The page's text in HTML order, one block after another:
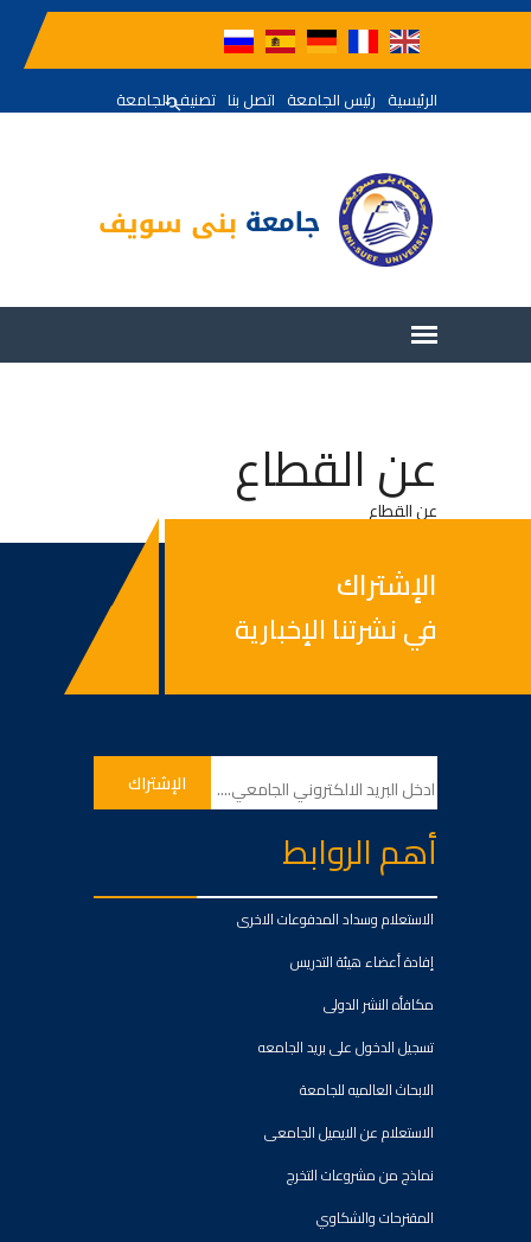
الرئيسية رئيس الجامعة اتصل بنا تصنيف الجامعة
عن القطاع
عن القطاع
الإشتراك
في نشرتنا الإخبارية
أهم الروابط
الاستعلام وسداد المدفوعات الاخرى
إفادة أعضاء هيئة التدريس
مكافأه النشر الدولى
تسجيل الدخول على بريد الجامعه
الابحاث العالميه للجامعة
الاستعلام عن الايميل الجامعى
نماذج من مشروعات التخرج
المقترحات والشكاوي